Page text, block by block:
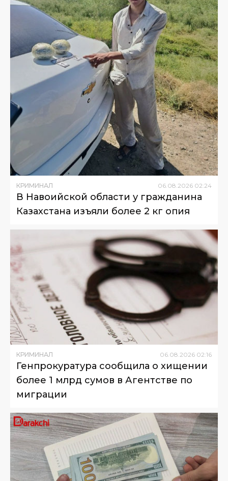
КРИМИНАЛ 06 08 2026 02:24
В Навоийской области у гражданина
Казахстана изъяли более 2 кг опия
КРИМИНАЛ 06.08.2026 02:16
Генпрокуратура сообщила о хищении
более 1 млрд сумов в Агентстве по
миграции